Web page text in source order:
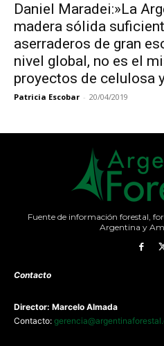
Daniel Maradei:»La
madera sólida
aserraderos de gran
nivel global, no es el
proyectos de celulosa
Patricia Escobar - 20/04/2019
Fuente de información forestal,
Argentina y
Contacto
Director: Marcelo Almada
Contacto: